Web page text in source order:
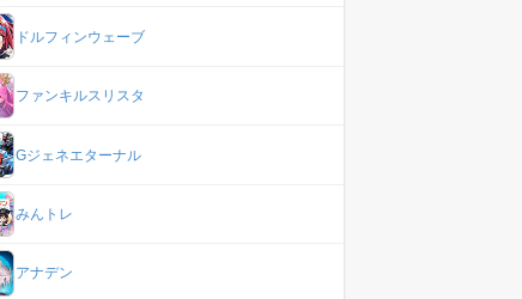
ドルフィンウェーブ
ファンキルスリスタ
Gジェネエターナル
みんトレ
アナデン